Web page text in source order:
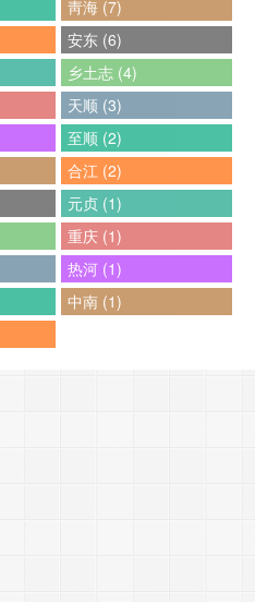
靑海 (7)
安东 (6)
乡土志 (4)
天顺 (3)
至顺 (2)
合江 (2)
元贞 (1)
重庆 (1)
热河 (1)
中南 (1)